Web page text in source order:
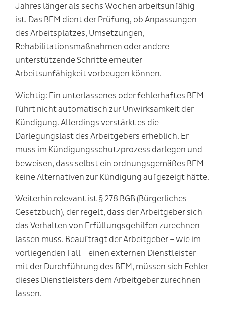
Jahres länger als sechs Wochen arbeitsunfähig
ist. Das BEM dient der Prüfung, ob Anpassungen
des Arbeitsplatzes, Umsetzungen,
Rehabilitationsmaßnahmen oder andere
unterstützende Schritte erneuter
Arbeitsunfähigkeit vorbeugen können.
Wichtig: Ein unterlassenes oder fehlerhaftes BEM
führt nicht automatisch zur Unwirksamkeit der
Kündigung. Allerdings verstärkt es die
Darlegungslast des Arbeitgebers erheblich. Er
muss im Kündigungsschutzprozess darlegen und
beweisen, dass selbst ein ordnungsgemäßes BEM
keine Alternativen zur Kündigung aufgezeigt hätte.
Weiterhin relevant ist § 278 BGB (Bürgerliches
Gesetzbuch), der regelt, dass der Arbeitgeber sich
das Verhalten von Erfüllungsgehilfen zurechnen
lassen muss. Beauftragt der Arbeitgeber – wie im
vorliegenden Fall – einen externen Dienstleister
mit der Durchführung des BEM, müssen sich Fehler
dieses Dienstleisters dem Arbeitgeber zurechnen
lassen.